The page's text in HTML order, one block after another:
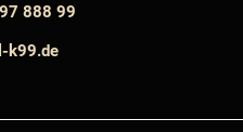
888 99
k99.de